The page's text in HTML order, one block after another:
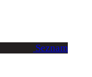
Seznam